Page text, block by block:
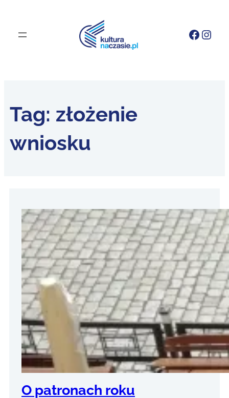
Tag: złożenie
wniosku
O patronach roku